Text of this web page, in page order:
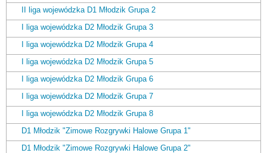
II liga wojewódzka D1 Młodzik Grupa 2
I liga wojewódzka D2 Młodzik Grupa 3
I liga wojewódzka D2 Młodzik Grupa 4
I liga wojewódzka D2 Młodzik Grupa 5
I liga wojewódzka D2 Młodzik Grupa 6
I liga wojewódzka D2 Młodzik Grupa 7
I liga wojewódzka D2 Młodzik Grupa 8
D1 Młodzik "Zimowe Rozgrywki Halowe Grupa 1"
D1 Młodzik "Zimowe Rozgrywki Halowe Grupa 2"